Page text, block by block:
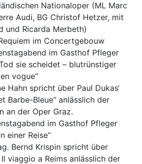
Nationaloper (ML Marc
Audi, BG Christof Hetzer, mit
und Ricarda Merbeth)
im Concertgebouw
im Gasthof Pfleger
sie scheidet – blutrünstiger
vogue“
Hahn spricht über Paul Dukas‘
Barbe-Bleue“ anlässlich der
an der Oper Graz.
im Gasthof Pfleger
einer Reise“
Bernd Krispin spricht über
viaggio a Reims anlässlich der